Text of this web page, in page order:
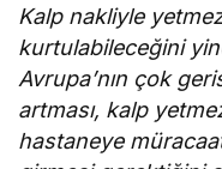
Kalp nakliyle
kurtulabileceğini
Avrupa’nın çok
artması, kalp
hastaneye